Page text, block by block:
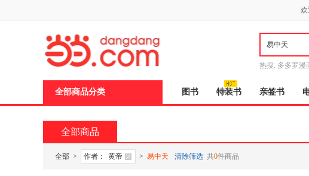
热搜: 多多罗漫
全部商品分类 图书 特装书 亲签书
全部商品
全部 > 作者： 黄帝 > 易中天 清除筛选 共0件商品
页